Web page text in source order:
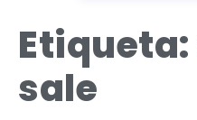
Etiqueta:
sale